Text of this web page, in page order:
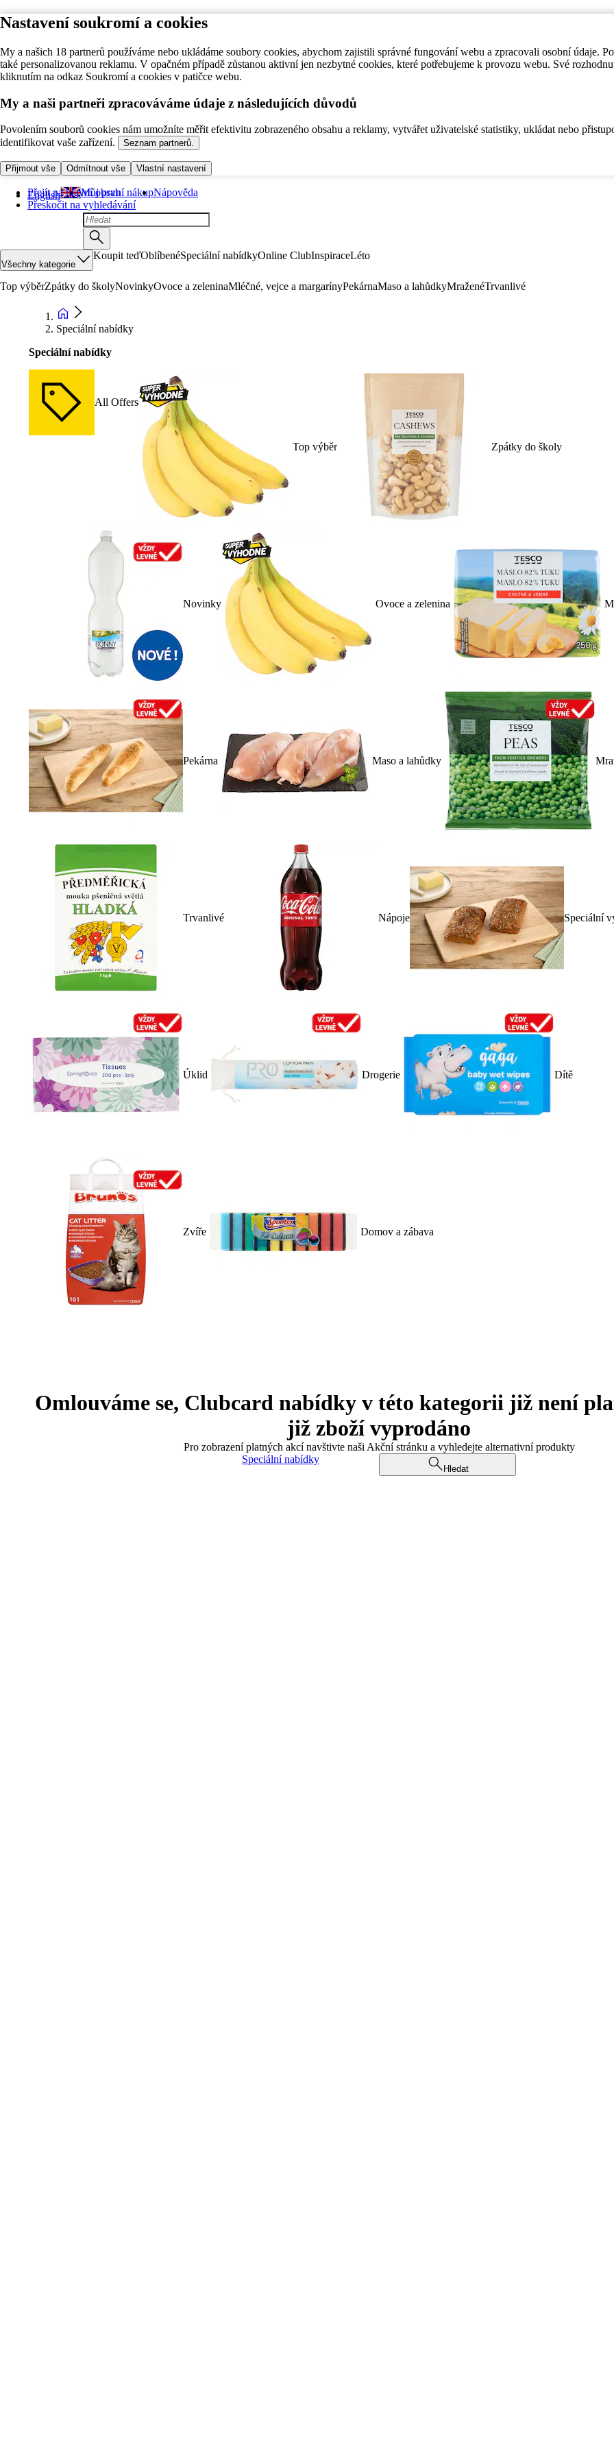
Nastavení soukromí a cookies
My a našich 18 partnerů používáme nebo ukládáme soubory cookies, abychom zajistili správné fungování webu a zpracovali osobní údaje.
také personalizovanou reklamu. V opačném případě zůstanou aktivní jen nezbytné cookies, které potřebujeme k provozu webu. Své
kliknutím na odkaz Soukromí a cookies v patičce webu.
My a naši partneři zpracováváme údaje z následujících důvodů
Povolením souborů cookies nám umožníte měřit efektivitu zobrazeného obsahu a reklamy, vytvářet uživatelské statistiky, ukládat nebo
identifikovat vaše zařízení.
Seznam partnerů.
Přijmout vše Odmítnout vše Vlastní nastavení
Přejít na hlavní obsah
Přeskočit na vyhledávání
English Můj první nákupNápověda
Všechny kategorie
Koupit teďOblíbenéSpeciální nabídkyOnline ClubInspiraceLéto
Top výběrZpátky do školyNovinkyOvoce a zeleninaMléčné, vejce a margarínyPekárnaMaso a lahůdkyMraženéTrvanlivé
Speciální nabídky
Speciální nabídky
All Offers
Top výběr Zpátky do školy
Novinky Ovoce a zelenina
Pekárna Maso a lahůdky
Trvanlivé Nápoje Speciální
Úklid Drogerie Dítě
Zvíře Domov a zábava
Omlouváme se, Clubcard nabídky v této kategorii již není
již zboží vyprodáno
Pro zobrazení platných akcí navštivte naši Akční stránku a vyhledejte alternativní produkty
Speciální nabídky
Hledat